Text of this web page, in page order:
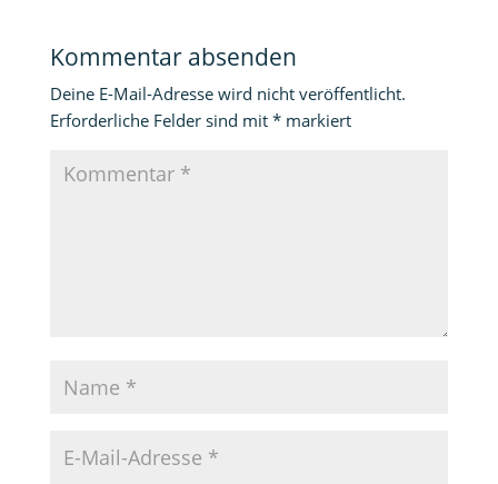
Kommentar absenden
Deine E-Mail-Adresse wird nicht veröffentlicht.
Erforderliche Felder sind mit *markiert